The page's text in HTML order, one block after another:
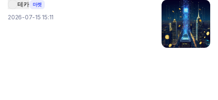
테카 마켓
2026-07-15 15:11